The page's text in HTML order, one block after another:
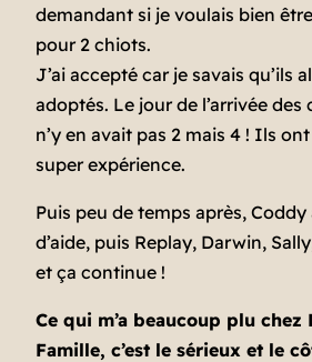
demandant si je voulais bien
pour 2 chiots.
J’ai accepté car je savais qu’ils
adoptés. Le jour de l’arrivée des
n’y en avait pas 2 mais 4 ! Ils
super expérience.
Puis peu de temps après, Coddy
d’aide, puis Replay, Darwin,
et ça continue !
Ce qui m’a beaucoup plu chez
Famille, c’est le sérieux et le